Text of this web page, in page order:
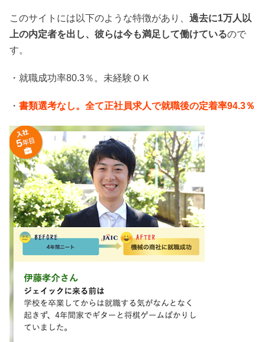
このサイトには以下のような特徴があり、過去に1万人以
上の内定者を出し、彼らは今も満足して働けているので
す。
・就職成功率80.3％。未経験ＯＫ
・書類選考なし。全て正社員求人で就職後の定着率94.3％